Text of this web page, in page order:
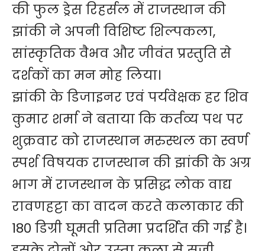
की फुल ड्रेस रिहर्सल में राजस्थान की
झांकी ने अपनी विशिष्ट शिल्पकला,
सांस्कृतिक वैभव और जीवंत प्रस्तुति से
दर्शकों का मन मोह लिया।
झांकी के डिजाइनर एवं पर्यवेक्षक हर शिव
कुमार शर्मा ने बताया कि कर्तव्य पथ पर
शुक्रवार को राजस्थान मरुस्थल का स्वर्ण
स्पर्श विषयक राजस्थान की झांकी के अग्र
भाग में राजस्थान के प्रसिद्ध लोक वाद्य
रावणहट्टा का वादन करते कलाकार की
180 डिग्री घूमती प्रतिमा प्रदर्शित की गई है।